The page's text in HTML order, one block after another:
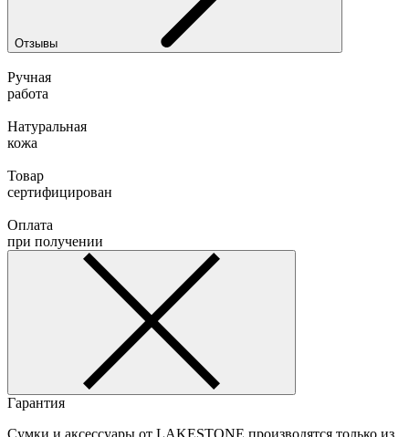
Отзывы
Ручная
работа
Натуральная
кожа
Товар
сертифицирован
Оплата
при получении
Гарантия
Сумки и аксессуары от LAKESTONE производятся только из